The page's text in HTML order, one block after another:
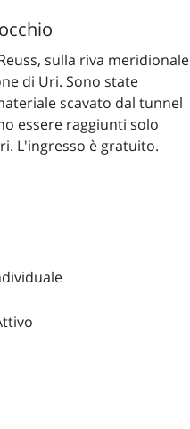
sulla riva meridionale
di Uri. Sono state
scavato dal tunnel
essere raggiunti solo
L'ingresso è gratuito.